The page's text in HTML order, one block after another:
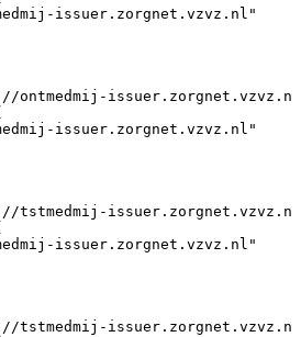
issuer.zorgnet.vzvz.nl"
ontmedmij-
issuer.zorgnet.vzvz.nl"
tstmedmij-
issuer.zorgnet.vzvz.nl"
tstmedmij-